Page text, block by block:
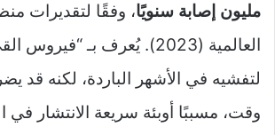
مليون إصابة سنويًا، وفقًا لتقديرات
العالمية (2023). يُعرف بـ
لتفشيه في الأشهر الباردة، لكنه قد
وقت، مسببًا أوبئة سريعة الانتشار في